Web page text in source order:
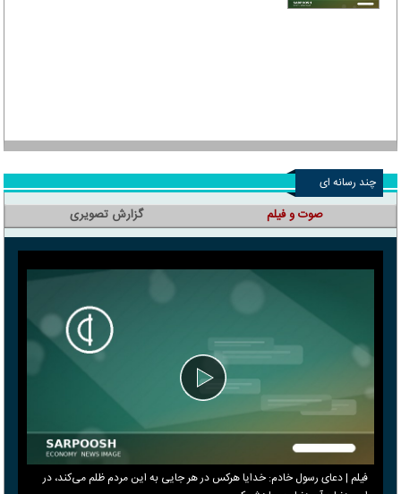
چند رسانه ای
صوت و فیلم
فیلم | دعای رسول خادم: خدایا هرکس در هر جایی به این مردم ظلم می‌کند، در
گزارش تصویری